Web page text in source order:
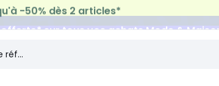
offerte*sur tous vos achats Mode &